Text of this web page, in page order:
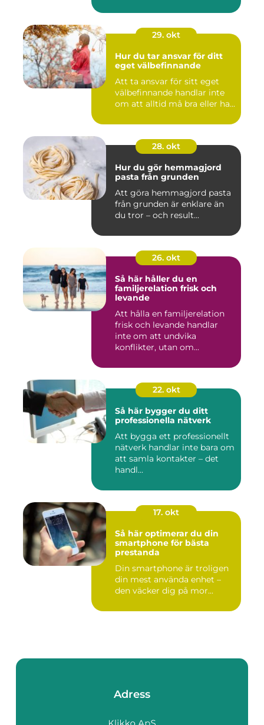
29. okt
Hur du tar ansvar för ditt
eget välbefinnande
Att ta ansvar för sitt eget
välbefinnande handlar inte
om att alltid må bra eller ha...
28. okt
Hur du gör hemmagjord
pasta från grunden
Att göra hemmagjord pasta
från grunden är enklare än
du tror – och result...
26. okt
Så här håller du en
familjerelation frisk och
levande
Att hålla en familjerelation
frisk och levande handlar
inte om att undvika
konflikter, utan om...
22. okt
Så här bygger du ditt
professionella nätverk
Att bygga ett professionellt
nätverk handlar inte bara om
att samla kontakter – det
handl...
17. okt
Så här optimerar du din
smartphone för bästa
prestanda
Din smartphone är troligen
din mest använda enhet –
den väcker dig på mor...
Adress